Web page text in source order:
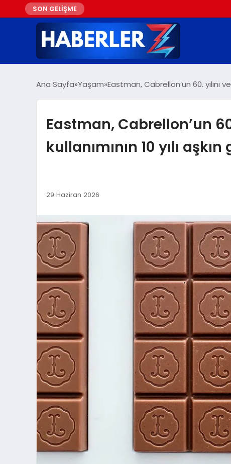
SON GELİŞME
Ana Sayfa Yaşam Eastman, Cabrellon’un 60. yılını
Eastman, Cabrellon’un
kullanımının 10 yılı
29 Haziran 2026